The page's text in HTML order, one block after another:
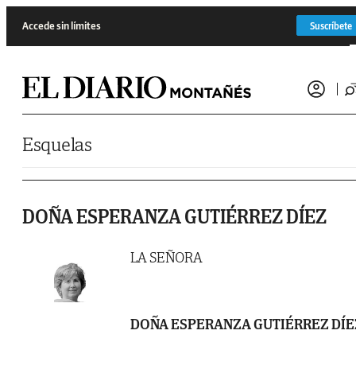
Accede sin límites Suscríbete
Esquelas
DOÑA ESPERANZA GUTIÉRREZ DÍEZ
LA SEÑORA
DOÑA ESPERANZA GUTIÉRREZ